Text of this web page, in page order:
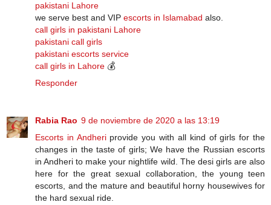
pakistani Lahore
we serve best and VIP escorts in Islamabad also.
call girls in pakistani Lahore
pakistani call girls
pakistani escorts service
call girls in Lahore 💰
Responder
Rabia Rao 9 de noviembre de 2020 a las 13:19
Escorts in Andheriprovide you with all kind of girls for the
changes in the taste of girls; We have the Russian escorts
in Andheri to make your nightlife wild. The desi girls are also
here for the great sexual collaboration, the young teen
escorts, and the mature and beautiful horny housewives for
the hard sexual ride.